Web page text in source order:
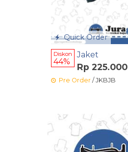
Quick Order
Diskon
44%
Jaket
Rp 225.000
Pre Order / JKBJB